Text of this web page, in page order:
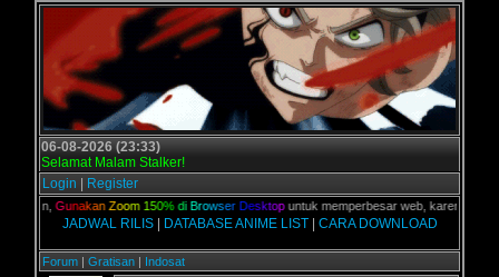
06-08-2026 (23:33)
Selamat Malam Stalker!
Login
Register
kalian,Gunakan Z oom 1 50% di B rowser D esktopuntuk memperbesar web, karena
JADWAL RILIS| DATABASE ANIME LIST| CARA DOWNLOAD
Forum | Gratisan | Indosat